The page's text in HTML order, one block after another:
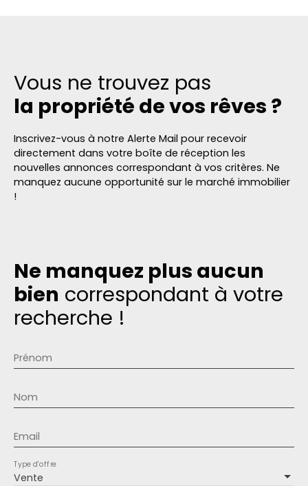
Vous ne trouvez pas
la propriété de vos rêves ?
Inscrivez-vous à notre Alerte Mail pour recevoir
directement dans votre boîte de réception les
nouvelles annonces correspondant à vos critères. Ne
manquez aucune opportunité sur le marché immobilier
!
Ne manquez plus aucun
bien correspondant à votre
recherche !
Prénom
Nom
Email
Vente
Type d'offre